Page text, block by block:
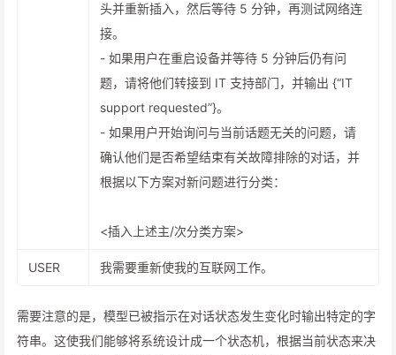
头并重新插入，然后等待 5 分钟，再测试网络连
接。
- 如果用户在重启设备并等待 5 分钟后仍有问
题，请将他们转接到 IT 支持部门，并输出 {“IT
support requested”}。
- 如果用户开始询问与当前话题无关的问题，请
确认他们是否希望结束有关故障排除的对话，并
根据以下方案对新问题进行分类：
<插入上述主/次分类方案>
USER 我需要重新使我的互联网工作。
需要注意的是，模型已被指示在对话状态发生变化时输出特定的字
符串。这使我们能够将系统设计成一个状态机，根据当前状态来决